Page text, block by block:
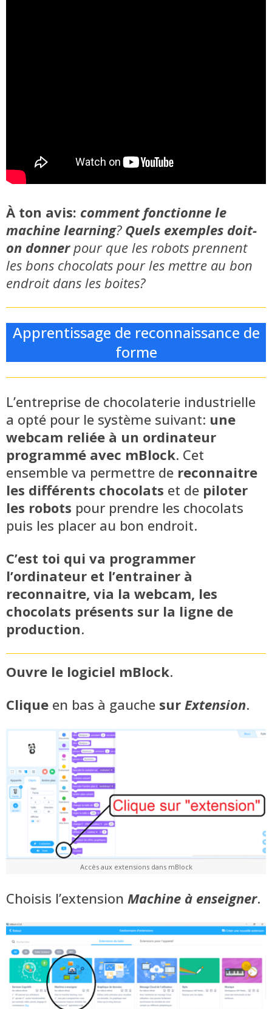
À ton avis: comment fonctionne le
machine learning? Quels exemples doit-
on donnerpour que les robots prennent
les bons chocolats pour les mettre au bon
endroit dans les boites?
Apprentissage de reconnaissance de
forme
L’entreprise de chocolaterie industrielle
a opté pour le système suivant: une
webcam reliée à un ordinateur
programmé avec mBlock. Cet
ensemble va permettre de reconnaitre
les différents chocolats et de piloter
les robots pour prendre les chocolats
puis les placer au bon endroit.
C’est toi qui va programmer
l’ordinateur et l’entrainer à
reconnaitre, via la webcam, les
chocolats présents sur la ligne de
production.
Ouvre le logiciel mBlock.
Clique en bas à gauche sur Extension.
Accès aux extensions dans mBlock
Choisis l’extension Machine à enseigner.